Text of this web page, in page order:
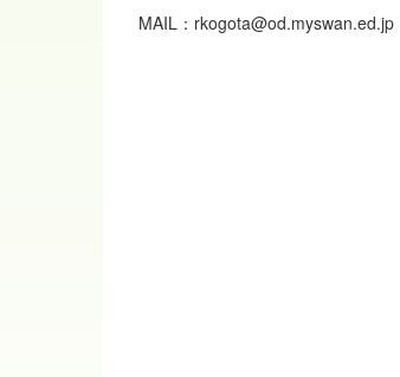
MAIL：rkogota@od.myswan.ed.jp